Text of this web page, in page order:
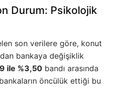
Durum: Psikolojik
son verilere göre, konut
bankaya değişiklik
ile %3,50 bandı arasında
öncülük ettiği bu